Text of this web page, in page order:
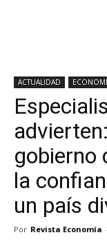
ACTUALIDAD
gobierno
la
un país
Por Revista Economía